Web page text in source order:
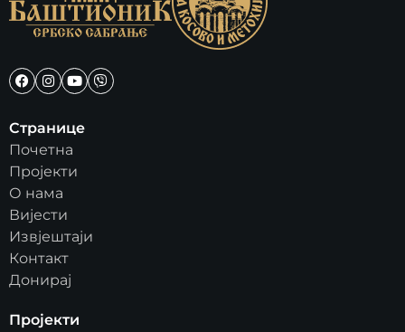
Странице
Почетна
Пројекти
О нама
Вијести
Извјештаји
Контакт
Донирај
Пројекти